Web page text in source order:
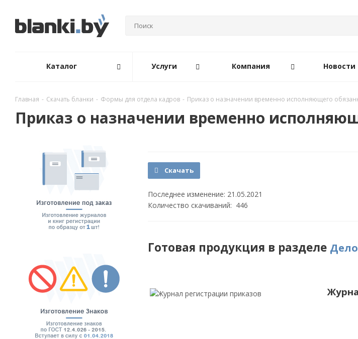
Каталог Услуги Компания Новости
Главная - Скачать бланки - Формы для отдела кадров - Приказ о назначении временно исполняющего
Приказ о назначении временно
Скачать
Последнее изменение: 21.05.2021
Количество скачиваний: 446
Готовая продукция в разделе